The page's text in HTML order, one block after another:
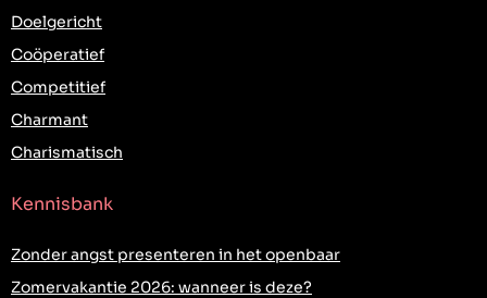
Doelgericht
Coöperatief
Competitief
Charmant
Charismatisch
Kennisbank
Zonder angst presenteren in het openbaar
Zomervakantie 2026: wanneer is deze?